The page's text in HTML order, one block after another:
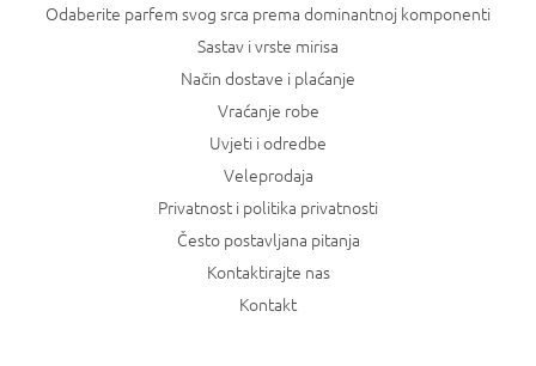
Odaberite parfem svog srca prema dominantnoj komponenti
Sastav i vrste mirisa
Način dostave i plaćanje
Vraćanje robe
Uvjeti i odredbe
Veleprodaja
Privatnost i politika privatnosti
Često postavljana pitanja
Kontaktirajte nas
Kontakt